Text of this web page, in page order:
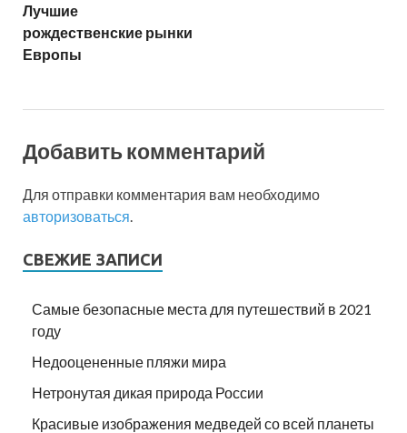
Лучшие
рождественские рынки
Европы
Добавить комментарий
Для отправки комментария вам необходимо
авторизоваться
СВЕЖИЕ ЗАПИСИ
Самые безопасные места для путешествий в 2021
году
Недооцененные пляжи мира
Нетронутая дикая природа России
Красивые изображения медведей со всей планеты